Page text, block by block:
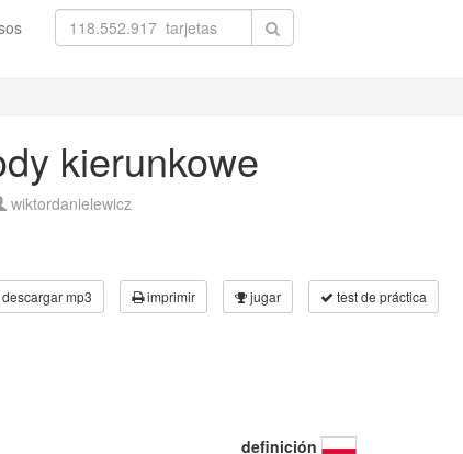
kierunkowe
wiktordanielewicz
descargar mp3 imprimir jugar test de práctica
definición